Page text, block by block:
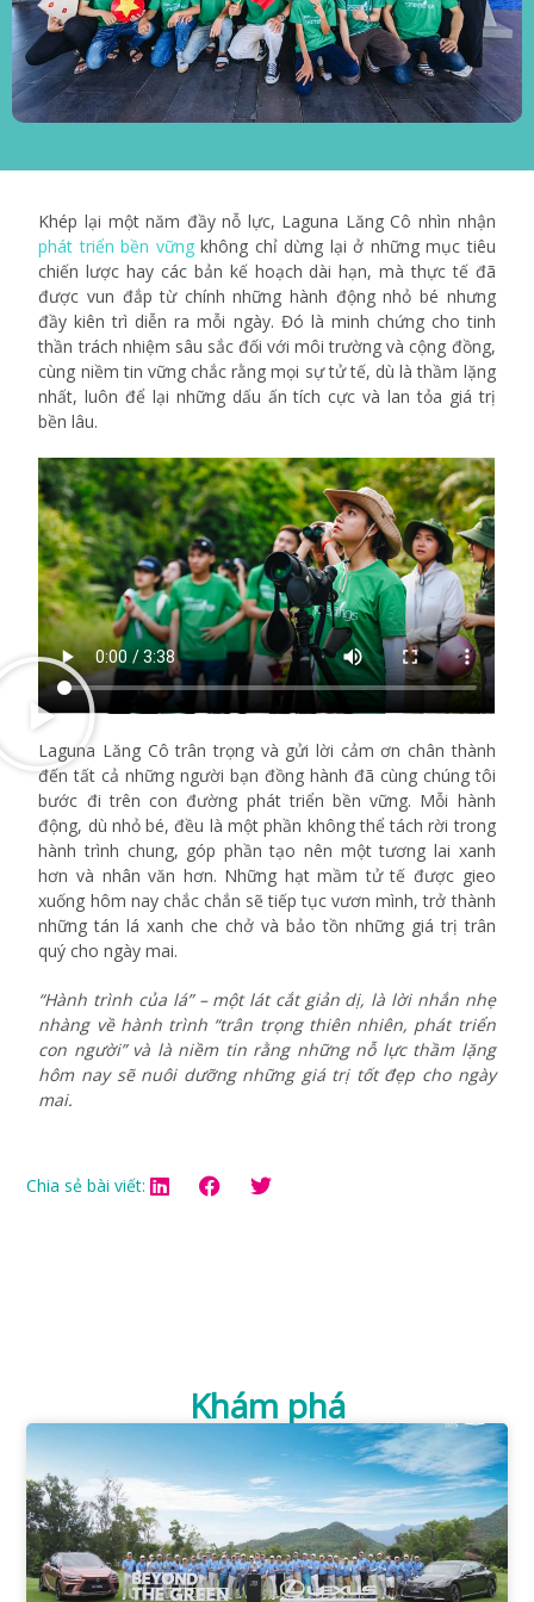
Khép lại một năm đầy nỗ lực, Laguna Lăng Cô nhìn nhận
phát triển bền vữngkhông chỉ dừng lại ở những mục tiêu
chiến lược hay các bản kế hoạch dài hạn, mà thực tế đã
được vun đắp từ chính những hành động nhỏ bé nhưng
đầy kiên trì diễn ra mỗi ngày. Đó là minh chứng cho tinh
thần trách nhiệm sâu sắc đối với môi trường và cộng đồng,
cùng niềm tin vững chắc rằng mọi sự tử tế, dù là thầm lặng
nhất, luôn để lại những dấu ấn tích cực và lan tỏa giá trị
bền lâu.
Laguna Lăng Cô trân trọng và gửi lời cảm ơn chân thành
đến tất cả những người bạn đồng hành đã cùng chúng tôi
bước đi trên con đường phát triển bền vững. Mỗi hành
động, dù nhỏ bé, đều là một phần không thể tách rời trong
hành trình chung, góp phần tạo nên một tương lai xanh
hơn và nhân văn hơn. Những hạt mầm tử tế được gieo
xuống hôm nay chắc chắn sẽ tiếp tục vươn mình, trở thành
những tán lá xanh che chở và bảo tồn những giá trị trân
quý cho ngày mai.
“Hành trình của lá” – một lát cắt giản dị, là lời nhắn nhẹ
nhàng về hành trình “trân trọng thiên nhiên, phát triển
con người” và là niềm tin rằng những nỗ lực thầm lặng
hôm nay sẽ nuôi dưỡng những giá trị tốt đẹp cho ngày
mai.
Chia sẻ bài viết:
Khám phá